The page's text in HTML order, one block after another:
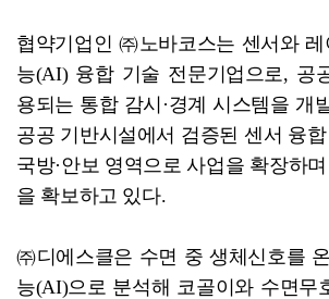
협약기업인 ㈜노바코스는 센서와
능(AI) 융합 기술 전문기업으로, 공
용되는 통합 감시·경계 시스템을 개
공공 기반시설에서 검증된 센서 융
국방·안보 영역으로 사업을 확장하
을 확보하고 있다.
㈜디에스클은 수면 중 생체신호를
능(AI)으로 분석해 코골이와 수면무